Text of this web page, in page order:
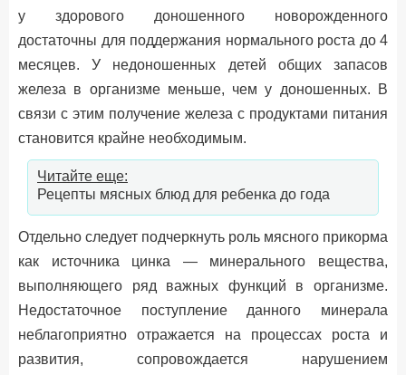
у здорового доношенного новорожденного
достаточны для поддержания нормального роста до 4
месяцев. У недоношенных детей общих запасов
железа в организме меньше, чем у доношенных. В
связи с этим получение железа с продуктами питания
становится крайне необходимым.
Читайте еще:
Рецепты мясных блюд для ребенка до года
Отдельно следует подчеркнуть роль мясного прикорма
как источника цинка — минерального вещества,
выполняющего ряд важных функций в организме.
Недостаточное поступление данного минерала
неблагоприятно отражается на процессах роста и
развития, сопровождается нарушением